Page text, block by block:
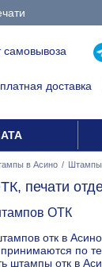
самовывоза
доставка
в Асино / Штампы
печати
ОТК
отк в
принимаются по
штампы отк в